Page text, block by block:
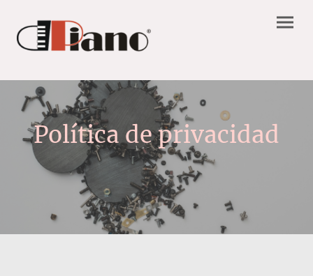
Política de privacidad